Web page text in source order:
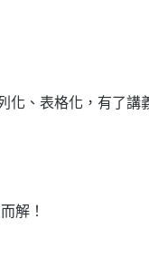
、表格化，有了講
解！